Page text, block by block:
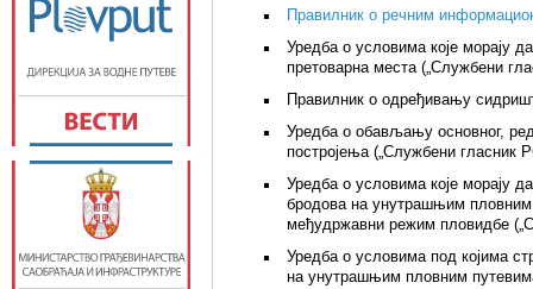
Правилник о речним
Уредба о условима које морају
претоварна места („Службени
Правилник о одређивању
Уредба о обављању основног,
постројења („Службени гласник
Уредба о условима које морају
бродова на унутрашњим
међудржавни режим пловидбе
Уредба о условима под којима
на унутрашњим пловним